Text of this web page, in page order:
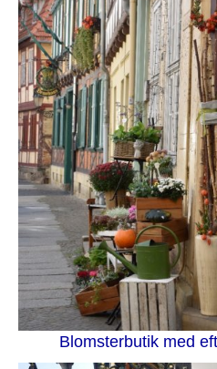
Blomsterbutik med